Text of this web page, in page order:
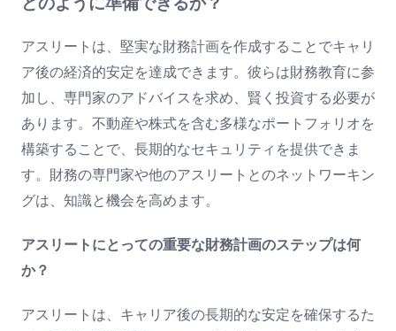
アスリートは、堅実な財務計画を作成することでキャリ
ア後の経済的安定を達成できます。彼らは財務教育に参
加し、専門家のアドバイスを求め、賢く投資する必要が
あります。不動産や株式を含む多様なポートフォリオを
構築することで、長期的なセキュリティを提供できま
す。財務の専門家や他のアスリートとのネットワーキン
グは、知識と機会を高めます。
アスリートにとっての重要な財務計画のステップは何
か？
アスリートは、キャリア後の長期的な安定を確保するた